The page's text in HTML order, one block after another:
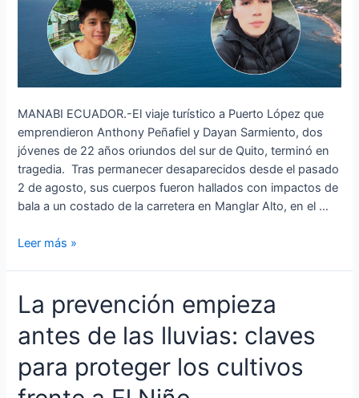
MANABI ECUADOR.-El viaje turístico a Puerto López que
emprendieron Anthony Peñafiel y Dayan Sarmiento, dos
jóvenes de 22 años oriundos del sur de Quito, terminó en
tragedia. Tras permanecer desaparecidos desde el pasado
2 de agosto, sus cuerpos fueron hallados con impactos de
bala a un costado de la carretera en Manglar Alto, en el …
Leer más »
La prevención empieza
antes de las lluvias: claves
para proteger los cultivos
La
prevención
empieza
de
las